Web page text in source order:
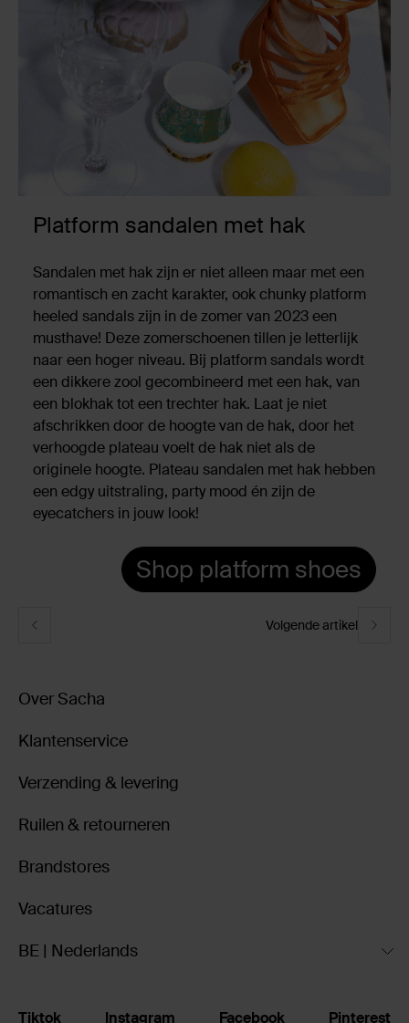
Platform sandalen met hak
Sandalen met hak zijn er niet alleen maar met een
romantisch en zacht karakter, ook chunky platform
heeled sandals zijn in de zomer van 2023 een
musthave! Deze zomerschoenen tillen je letterlijk
naar een hoger niveau. Bij platform sandals wordt
een dikkere zool gecombineerd met een hak, van
een blokhak tot een trechter hak. Laat je niet
afschrikken door de hoogte van de hak, door het
verhoogde plateau voelt de hak niet als de
originele hoogte. Plateau sandalen met hak hebben
een edgy uitstraling, party mood én zijn de
eyecatchers in jouw look!
Shop platform shoes
Volgende artikel
Over Sacha
Klantenservice
Verzending & levering
Ruilen & retourneren
Brandstores
Vacatures
BE | Nederlands
Tiktok Instagram Facebook Pinterest